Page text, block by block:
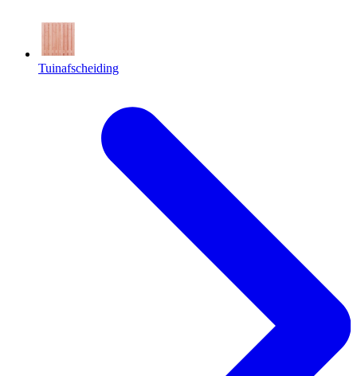
Tuinafscheiding